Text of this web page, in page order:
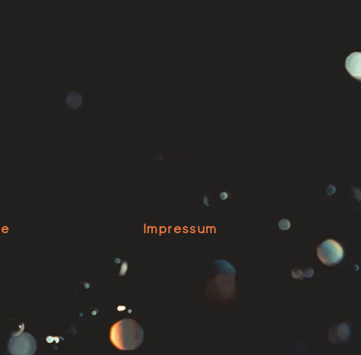
Impressum